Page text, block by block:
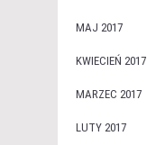
MAJ 2017
KWIECIEŃ 2017
MARZEC 2017
LUTY 2017